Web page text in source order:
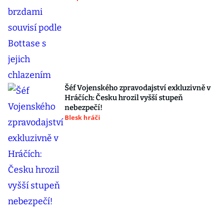
Šéf Vojenského zpravodajství exkluzivně v
Hráčích: Česku hrozil vyšší stupeň
nebezpečí!
Blesk hráči